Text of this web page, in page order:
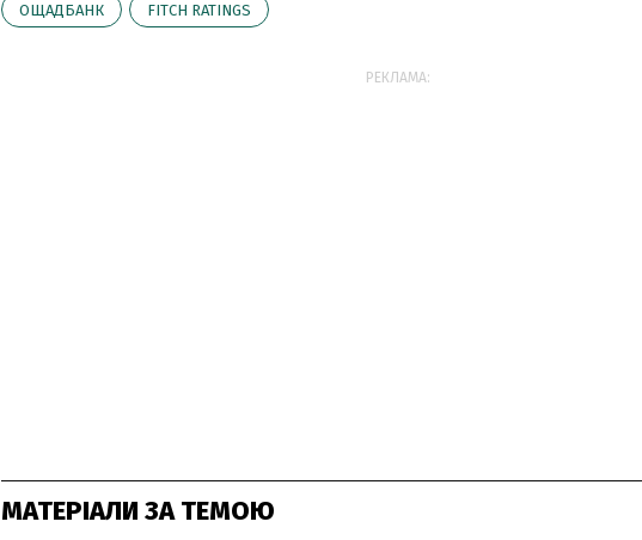
ОЩАДБАНК FITCH RATINGS
РЕКЛАМА:
МАТЕРІАЛИ ЗА ТЕМОЮ